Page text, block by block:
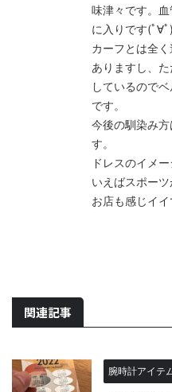
味津々です。
に入りです(ﾟ∀ﾟ)
カーフとは全
ありますし、
しているので
です。
今後の馴染み
す。
ドレスのイメ
いえばスポーツ
お店も感じイ
関連記事
腕時計アイテ